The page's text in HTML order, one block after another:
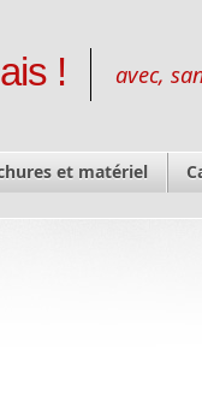
! avec,
et matériel